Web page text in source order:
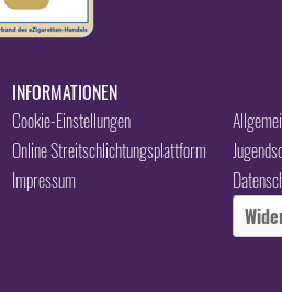
INFORMATIONEN
Cookie-Einstellungen
Online Streitschlichtungsplattform
Impressum